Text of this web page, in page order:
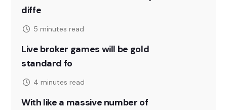
diffe
5 minutes read
Live broker games will be gold
standard fo
4 minutes read
With like a massive number of